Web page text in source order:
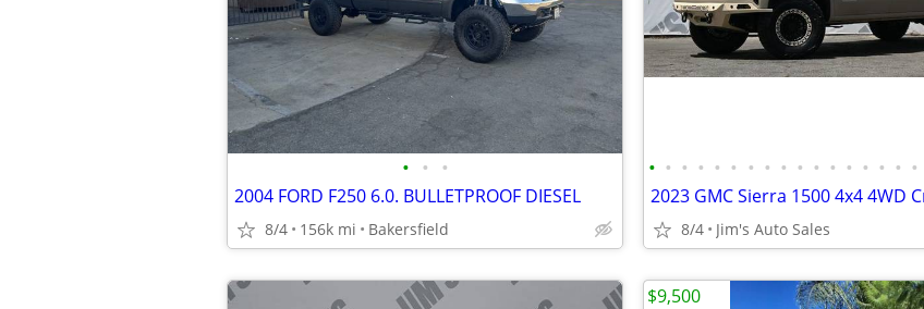
• • •
2004 FORD F250 6.0. BULLETPROOF DIESEL
8/4 156k mi Bakersfield
• • • • • • • • • • • • • • • • •
8/4 Jim's Auto Sales
$9,500